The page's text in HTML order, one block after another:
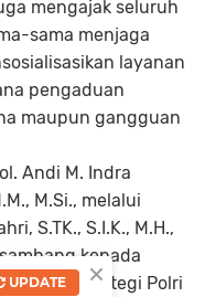
mengajak seluruh
sama menjaga
layanan
pengaduan
maupun gangguan
Andi M. Indra
M.Si., melalui
S.TK., S.I.K., M.H.,
kepada
dari strategi Polri
×
UPDATE